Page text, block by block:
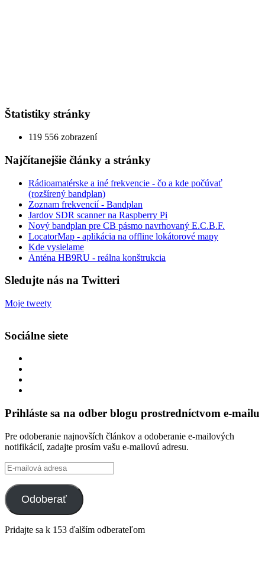
Štatistiky stránky
119 556 zobrazení
Najčítanejšie články a stránky
Rádioamatérske a iné frekvencie - čo a kde počúvať
(rozšírený bandplan)
Zoznam frekvencií - Bandplan
Jardov SDR scanner na Raspberry Pi
Nový bandplan pre CB pásmo navrhovaný E.C.B.F.
LocatorMap - aplikácia na offline lokátorové mapy
Kde vysielame
Anténa HB9RU - reálna konštrukcia
Sledujte nás na Twitteri
Moje tweety
Sociálne siete
Twitter
na
tekkoooo
YouTube
Prihláste sa na odber blogu prostredníctvom e-mailu
Pre odoberanie najnovších článkov a odoberanie e-mailových
notifikácií, zadajte prosím vašu e-mailovú adresu.
E-
mailová
adresa
Odoberať
Pridajte sa k 153 ďalším odberateľom